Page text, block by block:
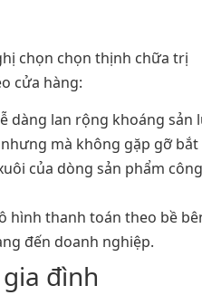
chọn chọn thịnh chữa trị
cửa hàng:
dàng lan rộng khoáng sản
mà không gặp gỡ bắt
của dòng sản phẩm
hình thanh toán theo bề
đến doanh nghiệp.
đình